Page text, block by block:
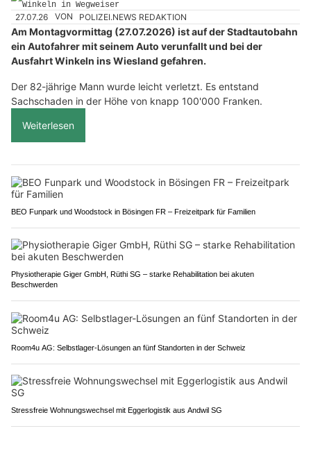
27.07.26 VON POLIZEI.NEWS REDAKTION
Am Montagvormittag (27.07.2026) ist auf der Stadtautobahn
ein Autofahrer mit seinem Auto verunfallt und bei der
Ausfahrt Winkeln ins Wiesland gefahren.
Der 82-jährige Mann wurde leicht verletzt. Es entstand
Sachschaden in der Höhe von knapp 100'000 Franken.
Weiterlesen
BEO Funpark und Woodstock in Bösingen FR – Freizeitpark für Familien
Physiotherapie Giger GmbH, Rüthi SG – starke Rehabilitation bei akuten
Beschwerden
Room4u AG: Selbstlager-Lösungen an fünf Standorten in der Schweiz
Stressfreie Wohnungswechsel mit Eggerlogistik aus Andwil SG